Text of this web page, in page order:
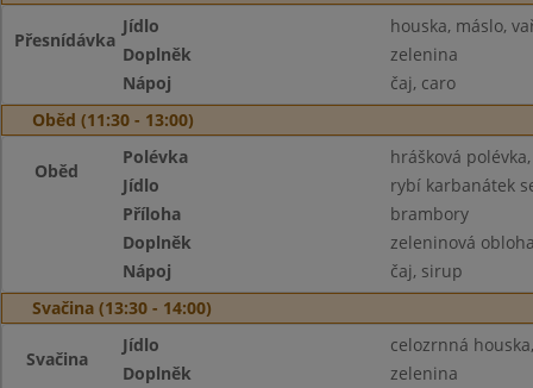
Přesnídávka
Jídlo
houska, máslo,
Doplněk
zelenina
Nápoj
čaj, caro
Oběd (11:30 - 13:00)
Oběd
Polévka
hrášková
Jídlo
rybí karbanátek
Příloha
brambory
Doplněk
zeleninová
Nápoj
čaj, sirup
Svačina (13:30 - 14:00)
Svačina
Jídlo
celozrnná
Doplněk
zelenina